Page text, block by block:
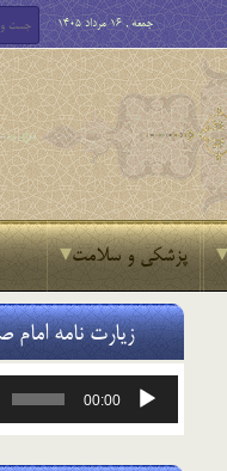
جمعه , 16 مرداد 1405
پزشکی و سلامت
زیارت نامه امام
پخش‌کننده
00:00